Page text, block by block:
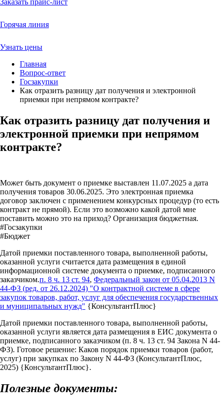
Заказать прайс-лист
Горячая линия
Узнать цены
Главная
Вопрос-ответ
Госзакупки
Как отразить разницу дат получения и электронной
приемки при непрямом контракте?
Как отразить разницу дат получения и
электронной приемки при непрямом
контракте?
Может быть документ о приемке выставлен 11.07.2025 а дата
получения товаров 30.06.2025. Это электронная приемка
договор заключен с применением конкурсных процедур (то есть
контракт не прямой). Если это возможно какой датой мне
поставить можно это на приход? Организация бюджетная.
#Госзакупки
#Бюджет
Датой приемки поставленного товара, выполненной работы,
оказанной услуги считается дата размещения в единой
информационной системе документа о приемке, подписанного
заказчиком.п. 8 ч. 13 ст. 94, Федеральный закон от 05.04.2013 N
44-ФЗ (ред. от 26.12.2024) "О контрактной системе в сфере
закупок товаров, работ, услуг для обеспечения государственных
и муниципальных нужд" {КонсультантПлюс}
Датой приемки поставленного товара, выполненной работы,
оказанной услуги является дата размещения в ЕИС документа о
приемке, подписанного заказчиком (п. 8 ч. 13 ст. 94 Закона N 44-
ФЗ). Готовое решение: Каков порядок приемки товаров (работ,
услуг) при закупках по Закону N 44-ФЗ (КонсультантПлюс,
2025) {КонсультантПлюс}.
Полезные документы: